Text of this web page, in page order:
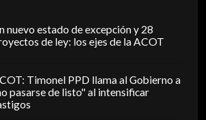
nuevo estado de excepción y 28
de ley: los ejes de la ACOT
Timonel PPD llama al Gobierno a
pasarse de listo" al intensificar